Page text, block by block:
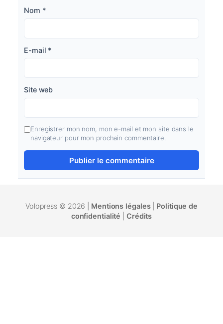
Nom *
E-mail *
Site web
Enregistrer mon nom, mon e-mail et mon site dans le
navigateur pour mon prochain commentaire.
Volopress © 2026 | Mentions légales| Politique de
confidentialité
Crédits